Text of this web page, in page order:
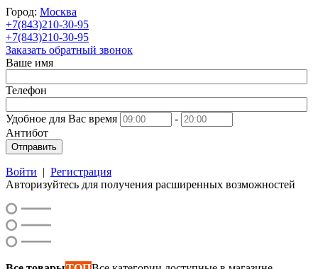
Город: Москва
+7(843)210-30-95
+7(843)210-30-95
Заказать обратный звонок
Ваше имя
Телефон
Удобное для Вас время
-
Антибот
Отправить
Войти | Регистрация
Авторизуйтесь для получения расширенных возможностей